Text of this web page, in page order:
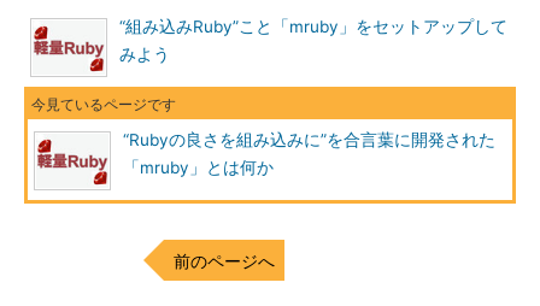
“組み込みRuby”こと「mruby」をセットアップして
みよう
“Rubyの良さを組み込みに”を合言葉に開発された
「mruby」とは何か
前のページへ